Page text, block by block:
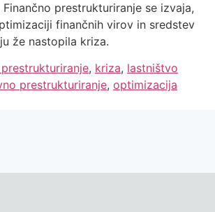
prestrukturiranje se izvaja,
finančnih virov in sredstev
že nastopila kriza.
, kriza, lastništvo
prestrukturiranje, optimizacija